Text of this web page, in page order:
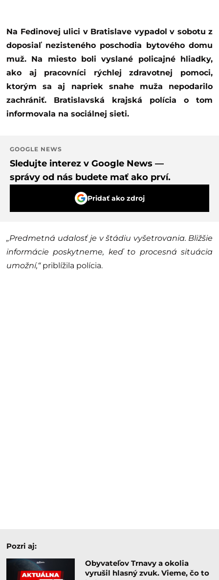
Na Fedinovej ulici v Bratislave vypadol v sobotu z
doposiaľ nezisteného poschodia bytového domu
muž. Na miesto boli vyslané policajné hliadky,
ako aj pracovníci rýchlej zdravotnej pomoci,
ktorým sa aj napriek snahe muža nepodarilo
zachrániť. Bratislavská krajská polícia o tom
informovala na sociálnej sieti.
GOOGLE NEWS
Sledujte interez v Google News —
správy od nás budete mať ako prví.
Pridať ako zdroj
„Predmetná udalosť je v štádiu vyšetrovania. Bližšie
informácie poskytneme, keď to procesná situácia
umožní,“priblížila polícia.
Pozri aj:
Obyvateľov Trnavy a okolia
vyrušil hlasný zvuk. Vieme, čo to